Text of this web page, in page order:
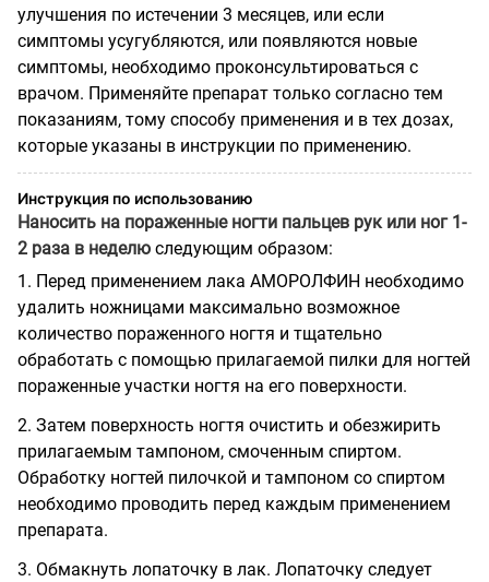
улучшения по истечении 3 месяцев, или если
симптомы усугубляются, или появляются новые
симптомы, необходимо проконсультироваться с
врачом. Применяйте препарат только согласно тем
показаниям, тому способу применения и в тех дозах,
которые указаны в инструкции по применению.
Инструкция по использованию
Наносить на пораженные ногти пальцев рук или ног 1-
2 раза в неделю следующим образом:
1. Перед применением лака АМОРОЛФИН необходимо
удалить ножницами максимально возможное
количество пораженного ногтя и тщательно
обработать с помощью прилагаемой пилки для ногтей
пораженные участки ногтя на его поверхности.
2. Затем поверхность ногтя очистить и обезжирить
прилагаемым тампоном, смоченным спиртом.
Обработку ногтей пилочкой и тампоном со спиртом
необходимо проводить перед каждым применением
препарата.
3. Обмакнуть лопаточку в лак. Лопаточку следует